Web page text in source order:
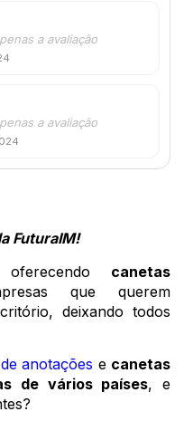
a avaliação
a avaliação
FuturaIM!
canetas
que querem
deixando todos
anotações e canetas
de vários países, e